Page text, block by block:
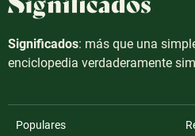
Significados: más que una
enciclopedia verdaderamente
Populares